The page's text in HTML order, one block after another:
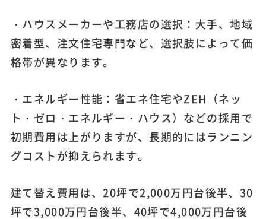
・ハウスメーカーや工務店の選択：大手、地域
密着型、注文住宅専門など、選択肢によって価
格帯が異なります。
・エネルギー性能：省エネ住宅やZEH（ネッ
ト・ゼロ・エネルギー・ハウス）などの採用で
初期費用は上がりますが、長期的にはランニン
グコストが抑えられます。
建て替え費用は、20坪で2,000万円台後半、30
坪で3,000万円台後半、40坪で4,000万円台後